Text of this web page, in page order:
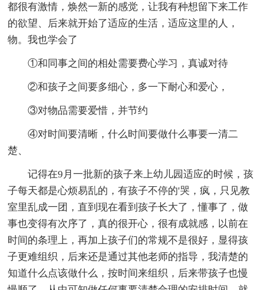
都很有激情，焕然一新的感觉，让我有种想留下来工作
的欲望、后来就开始了适应的生活，适应这里的人，
物。我也学会了
①和同事之间的相处需要费心学习，真诚对待
②和孩子之间要多细心，多一下耐心和爱心，
③对物品需要爱惜，并节约
④对时间要清晰，什么时间要做什么事要一清二
楚、
记得在9月一批新的孩子来上幼儿园适应的时候，孩
子每天都是心烦易乱的，有孩子不停的'哭，疯，只见教
室里乱成一团，直到现在看到孩子长大了，懂事了，做
事也变得有次序了，真的很开心，很有成就感，以前在
时间的条理上，再加上孩子们的常规不是很好，显得孩
子更难组织，后来还是通过其他老师的指导，我清楚的
知道什么点该做什么，按时间来组织，后来带孩子也慢